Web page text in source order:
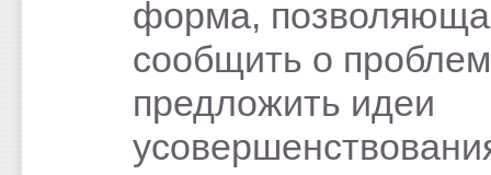
форма,
сообщить о
предложить идеи